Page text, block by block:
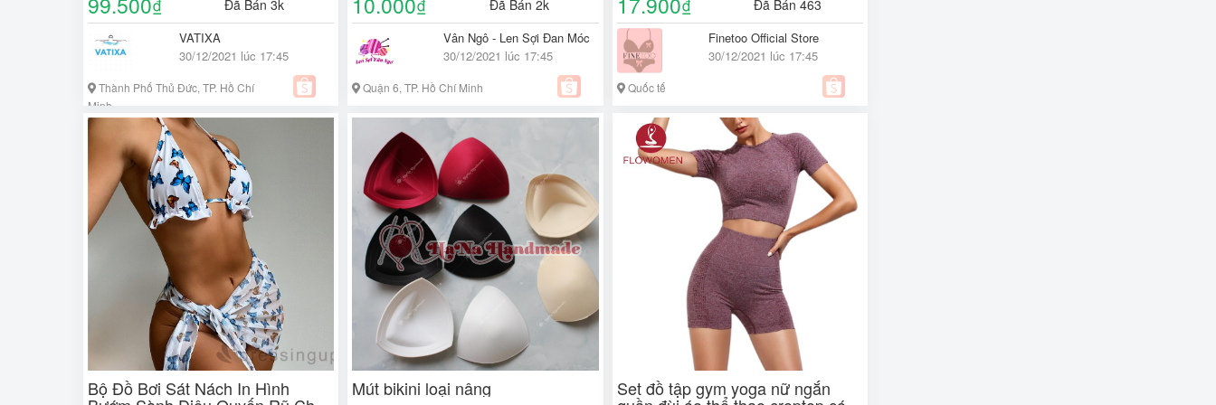
₫ Đã Bán 3k
VATIXA
30/12/2021 lúc 17:45
Thành Phố Thủ Đức, TP. Hồ Chí
Minh
₫ Đã Bán 2k
Vân Ngô - Len Sợi Đan Móc
30/12/2021 lúc 17:45
Quận 6, TP. Hồ Chí Minh
₫ Đã Bán 463
Finetoo Official Store
30/12/2021 lúc 17:45
Quốc tế
Bộ Đồ Bơi Sát Nách In Hình Mút bikini loại nâng Set đồ tập gym yoga nữ ngắn